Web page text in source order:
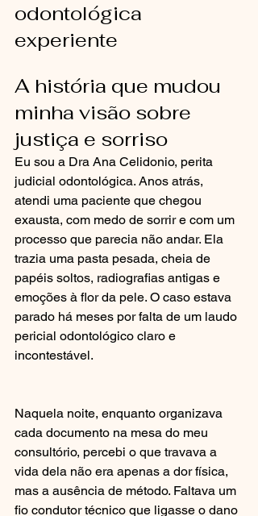
odontológica
experiente
A história que mudou
minha visão sobre
justiça e sorriso
Eu sou a Dra Ana Celidonio, perita
judicial odontológica. Anos atrás,
atendi uma paciente que chegou
exausta, com medo de sorrir e com um
processo que parecia não andar. Ela
trazia uma pasta pesada, cheia de
papéis soltos, radiografias antigas e
emoções à flor da pele. O caso estava
parado há meses por falta de um laudo
pericial odontológico claro e
incontestável.
Naquela noite, enquanto organizava
cada documento na mesa do meu
consultório, percebi o que travava a
vida dela não era apenas a dor física,
mas a ausência de método. Faltava um
fio condutor técnico que ligasse o dano